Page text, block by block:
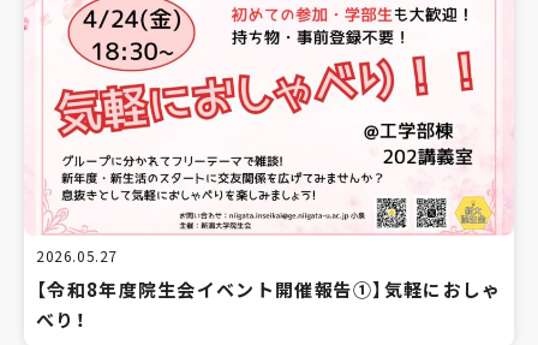
2026.05.27
【令和8年度院生会イベント開催報告①】気軽におしゃ
べり！